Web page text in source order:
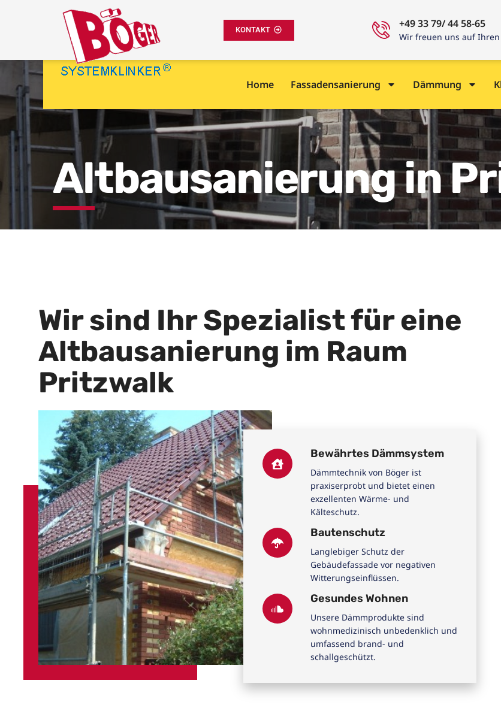
KONTAKT +49 33 79/ 44 58-65
Wir freuen uns auf
Home Fassadensanierung Dämmung
Altbausanierung in
Wir sind Ihr Spezialist für eine
Altbausanierung im Raum
Pritzwalk
Bewährtes Dämmsystem
Dämmtechnik von Böger ist
praxiserprobt und bietet einen
exzellenten Wärme- und
Kälteschutz.
Bautenschutz
Langlebiger Schutz der
Gebäudefassade vor negativen
Witterungseinflüssen.
Gesundes Wohnen
Unsere Dämmprodukte sind
wohnmedizinisch unbedenklich und
umfassend brand- und
schallgeschützt.